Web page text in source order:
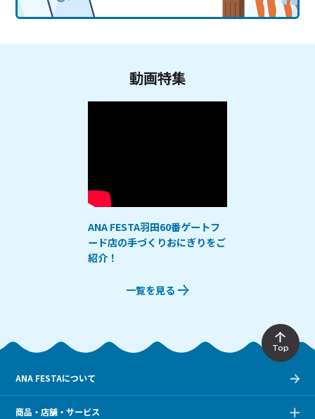
動画特集
ANA FESTA羽田60番ゲートフ
ード店の手づくりおにぎりをご
紹介！
一覧を見る
Top
ANA FESTAについて
商品・店舗・サービス